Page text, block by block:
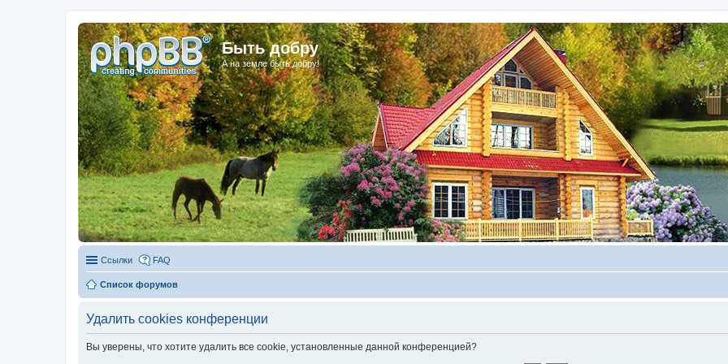
Быть добру
А на земле быть добру!
Ссылки FAQ
Список форумов
Удалить cookies конференции
Вы уверены, что хотите удалить все cookie, установленные данной конференцией?